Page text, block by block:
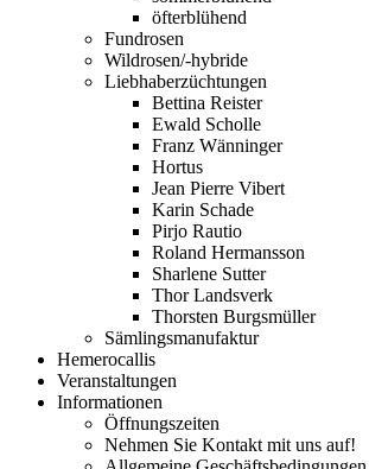
öfterblühend
Fundrosen
Wildrosen/-hybride
Liebhaberzüchtungen
Bettina Reister
Ewald Scholle
Franz Wänninger
Hortus
Jean Pierre Vibert
Karin Schade
Pirjo Rautio
Roland Hermansson
Sharlene Sutter
Thor Landsverk
Thorsten Burgsmüller
Sämlingsmanufaktur
Hemerocallis
Veranstaltungen
Informationen
Öffnungszeiten
Nehmen Sie Kontakt mit uns auf!